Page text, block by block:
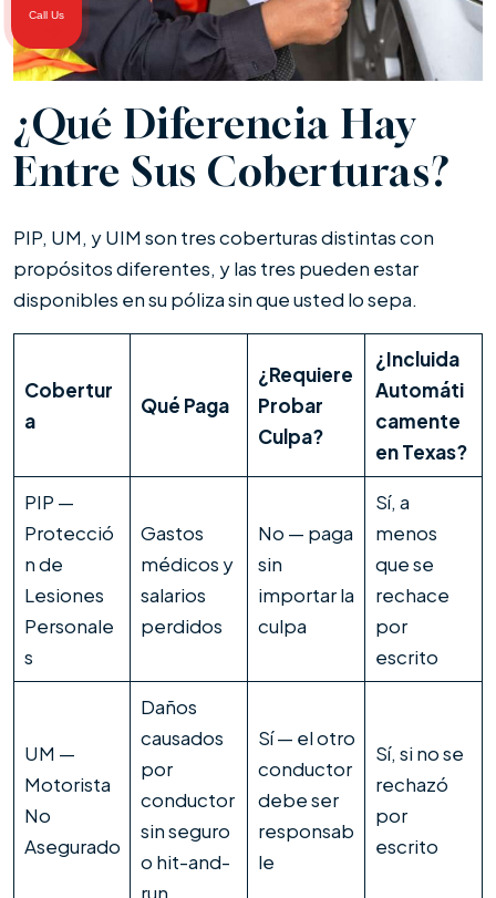
¿Qué Diferencia Hay
Entre Sus Coberturas?
PIP, UM, y UIM son tres coberturas distintas con
propósitos diferentes, y las tres pueden estar
disponibles en su póliza sin que usted lo sepa.
Cobertur
a
Qué Paga
¿Requiere
Probar
Culpa?
¿Incluida
Automáti
camente
en Texas?
PIP —
Protecció
n de
Lesiones
Personale
s
Gastos
médicos y
salarios
perdidos
No — paga
sin
importar la
culpa
Sí, a
menos
que se
rechace
por
escrito
UM —
Motorista
No
Asegurado
Daños
causados
por
conductor
sin seguro
o hit-and-
run
Sí — el otro
conductor
debe ser
responsab
le
Sí, si no se
rechazó
por
escrito
Call Us